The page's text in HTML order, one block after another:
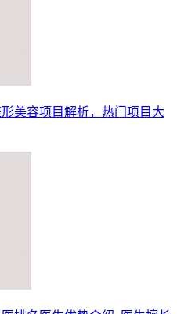
美容项目解析，热门项目大